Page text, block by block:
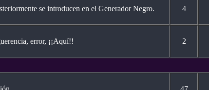
se introducen en el Generador Negro.
4
error, ¡¡Aquí!!
2